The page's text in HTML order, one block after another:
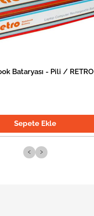
Bataryası - Pili / RETRO
Sepete Ekle
‹ ›